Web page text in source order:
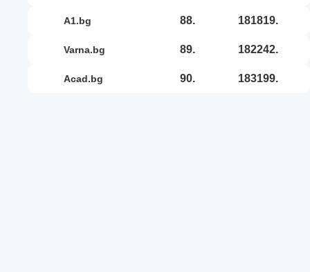
a1.bg 88. 181819.
varna.bg 89. 182242.
acad.bg 90. 183199.